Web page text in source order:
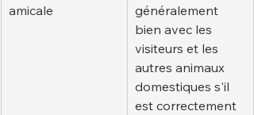
amicale
généralement
bien avec les
visiteurs et les
autres animaux
domestiques s'il
est correctement